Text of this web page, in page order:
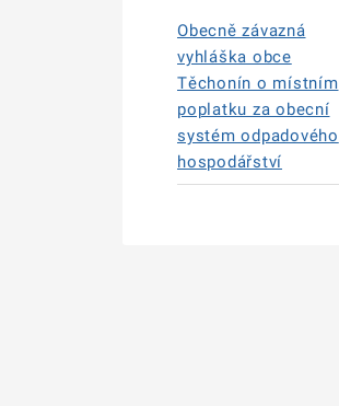
Obecně závazná
vyhláška obce
Těchonín o místním
poplatku za obecní
systém odpadového
hospodářství